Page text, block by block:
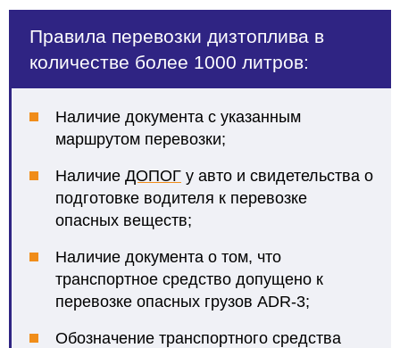
Правила перевозки дизтоплива в
количестве более 1000 литров:
Наличие документа с указанным
маршрутом перевозки;
Наличие ДОПОГ у авто и свидетельства о
подготовке водителя к перевозке
опасных веществ;
Наличие документа о том, что
транспортное средство допущено к
перевозке опасных грузов ADR-3;
Обозначение транспортного средства